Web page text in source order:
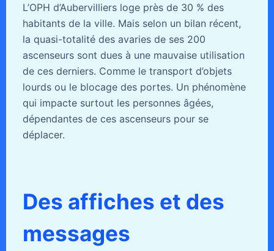
L’OPH d’Aubervilliers loge près de 30 % des
habitants de la ville. Mais selon un bilan récent,
la quasi-totalité des avaries de ses 200
ascenseurs sont dues à une mauvaise utilisation
de ces derniers. Comme le transport d’objets
lourds ou le blocage des portes. Un phénomène
qui impacte surtout les personnes âgées,
dépendantes de ces ascenseurs pour se
déplacer.
Des affiches et des
messages